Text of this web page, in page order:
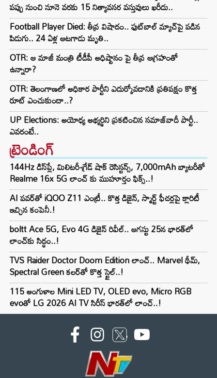
పప్పు నుంచి నూనె వరకు 15 నిత్యావసర వస్తువులు ఖరీదు..
Football Player Died: తీవ్ర విషాదం.. ఫుట్‌బాల్ మ్యాచ్‌పై పడిన
పిడుగు.. 24 ఏళ్ల ఆటగాడు మృతి..
OTR: ఆ మాజీ మంత్రి టీడీపీ అధిష్టానం పై తీవ్ర ఆగ్రహంతో
ఉన్నారా?
OTR: తెలంగాణలో అధికార పార్టీని ఎదుర్కోవడానికి ప్రతిపక్షం కొత్త
రూట్‌ ఎంచుకుందా..?
UP Elections: అయోధ్య అభ్యర్థిని ప్రకటించిన సమాజ్‌వాదీ పార్టీ..
ఎవరంటే..
ట్రెండింగ్‌
144Hz డిస్‌ప్లే, మిలిటరీ-గ్రేడ్ షాక్ రెసిస్టన్స్, 7,000mAh బ్యాటరీతో
Realme 16x 5G లాంచ్ కు ముహూర్తం ఫిక్స్..!
AI పవర్‌తో iQOO Z11 ఎంట్రీ.. కొత్త డిజైన్, స్మార్ట్ ఫీచర్లపై క్లారిటీ
ఇచ్చిన కంపెనీ.!
boltt Ace 5G, Evo 4G డిజైన్ రివీల్.. ఆగస్టు 25న భారత్‌లో
లాంచ్‌కు సిద్ధం..!
TVS Raider Doctor Doom Edition లాంచ్.. Marvel థీమ్,
Spectral Green కలర్‌తో కొత్త స్టైల్..!
115 అంగుళాల Mini LED TV, OLED evo, Micro RGB
evoతో LG 2026 AI TV సిరీస్ భారత్‌లో లాంచ్..!